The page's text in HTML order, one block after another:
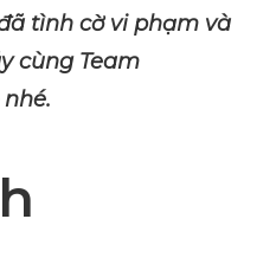
tình cờ vi phạm và
cùng Team